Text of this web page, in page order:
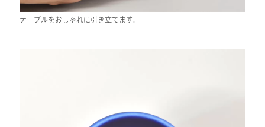
テーブルをおしゃれに引き立てます。